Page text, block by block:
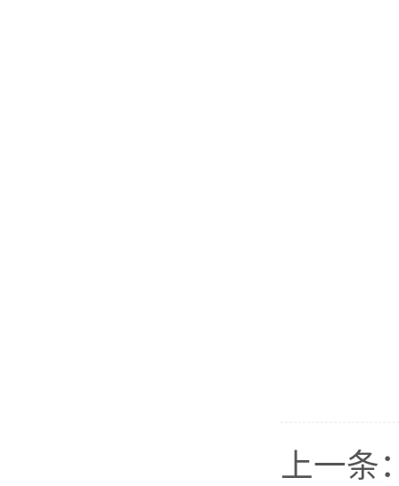
上一条